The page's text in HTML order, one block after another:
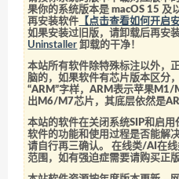
果你的系统版本是 macOS 15 及
再安装软件 【点击查看如何开启
如果安装过旧版，请卸载后再安
Uninstaller 卸载的干净！
本站所有软件除特殊标注以外，
脑的，如果软件有芯片版本区分
“ARM”字样，ARM表示苹果
出M6/M7芯片，其底层依然是
本站的软件在关闭系统SIP和启用
软件的功能和使用过程是否能解
请自行再三确认。 在线类/AI在
范围，如有强迫症需要请购买正版